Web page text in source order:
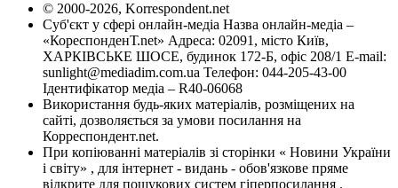
© 2000-2026, Korrespondent.net
Суб'єкт у сфері онлайн-медіа Назва онлайн-медіа –
«КореспонденТ.net» Адреса: 02091, місто Київ,
ХАРКІВСЬКЕ ШОСЕ, будинок 172-Б, офіс 208/1 E-mail:
sunlight@mediadim.com.ua Телефон: 044-205-43-00
Ідентифікатор медіа – R40-06068
Використання будь-яких матеріалів, розміщених на
сайті, дозволяється за умови посилання на
Корреспондент.net.
При копіюванні матеріалів зі сторінки « Новини України
і світу» , для інтернет - видань - обов'язкове пряме
відкрите для пошукових систем гіперпосилання .